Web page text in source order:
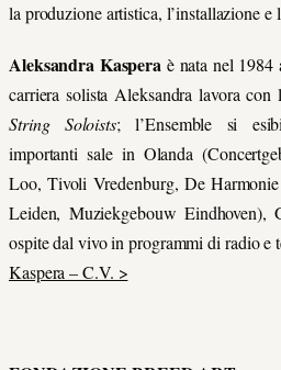
la produzione artistica, l’installazione e
Aleksandra Kaspera è nata nel
carriera solista Aleksandra lavora
String Soloists; l’Ensemble si
importanti sale in Olanda
Loo, Tivoli Vredenburg, De Harmonie
Leiden, Muziekgebouw Eindhoven),
ospite dal vivo in programmi di radio e
Kaspera – C.V. >